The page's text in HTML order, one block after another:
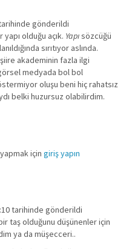
gönderildi
olduğu açık. Yapısözcüğü
sırıtıyor aslında.
akademinin fazla ilgi
medyada bol bol
oluşu beni hiç rahatsız
belki huzursuz olabilirdim.
için giriş yapın
tarihinde gönderildi
taş olduğunu düşünenler için
ya da müşecceri..